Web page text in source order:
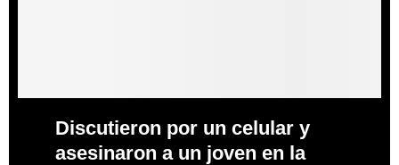
Discutieron por un celular y
asesinaron a un joven en la